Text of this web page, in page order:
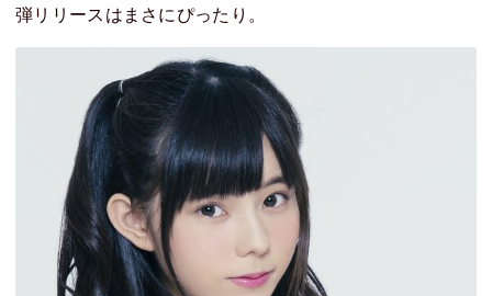
弾リリースはまさにぴったり。